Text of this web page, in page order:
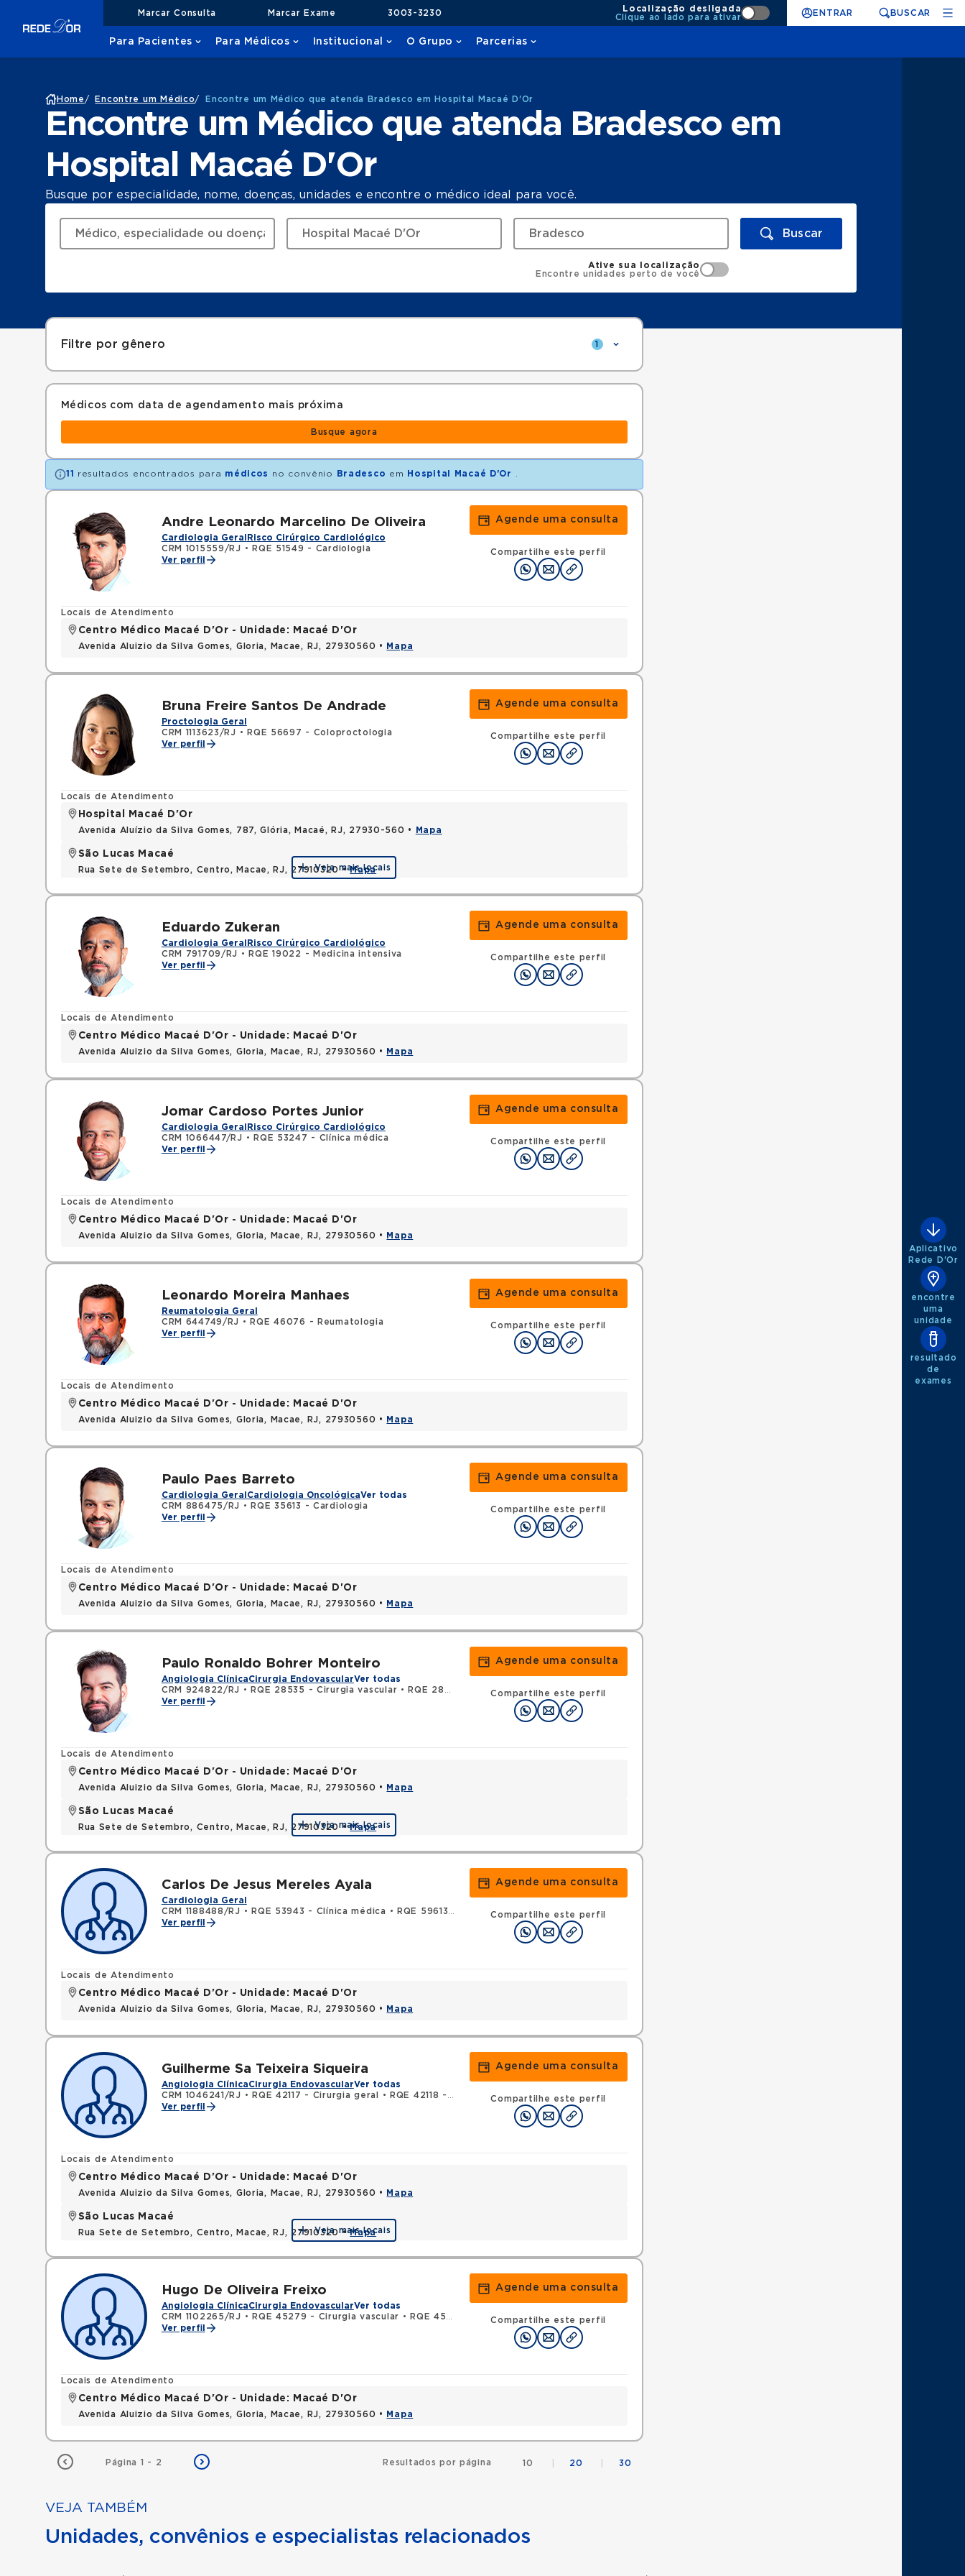
Marcar Consulta Marcar Exame 3003-3230
Localização desligada
Clique ao lado para ativar
ENTRAR BUSCAR
Para Pacientes Para Médicos Institucional O Grupo Parcerias
Home / Encontre um Médico/ Encontre um Médico que atenda Bradesco em Hospital Macaé D'Or
Encontre um Médico que atenda Bradesco em
Hospital Macaé D'Or
Busque por especialidade, nome, doenças, unidades e encontre o médico ideal para você.
Buscar
Ative sua localização
Encontre unidades perto de você
Filtre por gênero 1
Médicos com data de agendamento mais próxima
Busque agora
11 resultados encontrados para médicos no convênio Bradesco em Hospital Macaé D'Or
Andre Leonardo Marcelino De Oliveira
Cardiologia Geral Risco Cirúrgico Cardiológico
CRM 1015559/RJ •
RQE 51549 - Cardiologia
Ver perfil
Agende uma consulta
Compartilhe este perfil
Locais de Atendimento
Centro Médico Macaé D'Or - Unidade: Macaé D'Or
Avenida Aluizio da Silva Gomes, Gloria, Macae, RJ, 27930560 • Mapa
Bruna Freire Santos De Andrade
Proctologia Geral
CRM 1113623/RJ •
RQE 56697 - Coloproctologia
Ver perfil
Agende uma consulta
Compartilhe este perfil
Locais de Atendimento
Hospital Macaé D'Or
Avenida Aluízio da Silva Gomes, 787, Glória, Macaé, RJ, 27930-560 • Mapa
São Lucas Macaé
Rua Sete de Setembro, Centro, Macae, RJ, 27910320 •Mapa
Veja mais locais
Eduardo Zukeran
Cardiologia Geral Risco Cirúrgico Cardiológico
CRM 791709/RJ •
RQE 19022 - Medicina intensiva
Ver perfil
Agende uma consulta
Compartilhe este perfil
Locais de Atendimento
Centro Médico Macaé D'Or - Unidade: Macaé D'Or
Avenida Aluizio da Silva Gomes, Gloria, Macae, RJ, 27930560 • Mapa
Jomar Cardoso Portes Junior
Cardiologia Geral Risco Cirúrgico Cardiológico
CRM 1066447/RJ •
RQE 53247 - Clínica médica
Ver perfil
Agende uma consulta
Compartilhe este perfil
Locais de Atendimento
Centro Médico Macaé D'Or - Unidade: Macaé D'Or
Avenida Aluizio da Silva Gomes, Gloria, Macae, RJ, 27930560 • Mapa
Leonardo Moreira Manhaes
Reumatologia Geral
CRM 644749/RJ •
RQE 46076 - Reumatologia
Ver perfil
Agende uma consulta
Compartilhe este perfil
Locais de Atendimento
Centro Médico Macaé D'Or - Unidade: Macaé D'Or
Avenida Aluizio da Silva Gomes, Gloria, Macae, RJ, 27930560 • Mapa
Paulo Paes Barreto
Cardiologia Geral Cardiologia OncológicaVer todas
CRM 886475/RJ •
RQE 35613 - Cardiologia
Ver perfil
Agende uma consulta
Compartilhe este perfil
Locais de Atendimento
Centro Médico Macaé D'Or - Unidade: Macaé D'Or
Avenida Aluizio da Silva Gomes, Gloria, Macae, RJ, 27930560 • Mapa
Paulo Ronaldo Bohrer Monteiro
Angiologia ClínicaCirurgia EndovascularVer todas
CRM 924822/RJ • RQE 28535 - Cirurgia vascular •
RQE 28536 - Cirurgia geral
Ver perfil
Agende uma consulta
Compartilhe este perfil
Locais de Atendimento
Centro Médico Macaé D'Or - Unidade: Macaé D'Or
Avenida Aluizio da Silva Gomes, Gloria, Macae, RJ, 27930560 • Mapa
São Lucas Macaé
Rua Sete de Setembro, Centro, Macae, RJ, 27910320 •Mapa
Veja mais locais
Carlos De Jesus Mereles Ayala
Cardiologia Geral
CRM 1188488/RJ • RQE 53943 - Clínica médica •
RQE 59613 - Cardiologia
Ver perfil
Agende uma consulta
Compartilhe este perfil
Locais de Atendimento
Centro Médico Macaé D'Or - Unidade: Macaé D'Or
Avenida Aluizio da Silva Gomes, Gloria, Macae, RJ, 27930560 • Mapa
Guilherme Sa Teixeira Siqueira
Angiologia ClínicaCirurgia EndovascularVer todas
CRM 1046241/RJ • RQE 42117 - Cirurgia geral •
RQE 42118 - Cirurgia vascular
Ver perfil
Agende uma consulta
Compartilhe este perfil
Locais de Atendimento
Centro Médico Macaé D'Or - Unidade: Macaé D'Or
Avenida Aluizio da Silva Gomes, Gloria, Macae, RJ, 27930560 • Mapa
São Lucas Macaé
Rua Sete de Setembro, Centro, Macae, RJ, 27910320 •Mapa
Veja mais locais
Hugo De Oliveira Freixo
Angiologia ClínicaCirurgia EndovascularVer todas
CRM 1102265/RJ • RQE 45279 - Cirurgia vascular •
RQE 45283 - Cirurgia geral
Ver perfil
Agende uma consulta
Compartilhe este perfil
Locais de Atendimento
Centro Médico Macaé D'Or - Unidade: Macaé D'Or
Avenida Aluizio da Silva Gomes, Gloria, Macae, RJ, 27930560 • Mapa
Página 1 - 2 Resultados por página 10 20 30
VEJA TAMBÉM
Unidades, convênios e especialistas relacionados
Aplicativo
Rede D'Or
encontre
uma
unidade
resultado
de
exames